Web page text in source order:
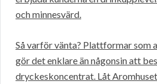
och minnesvärd.
Så varför vänta? Plattformar
gör det enklare än någonsin att
dryckeskoncentrat. Låt